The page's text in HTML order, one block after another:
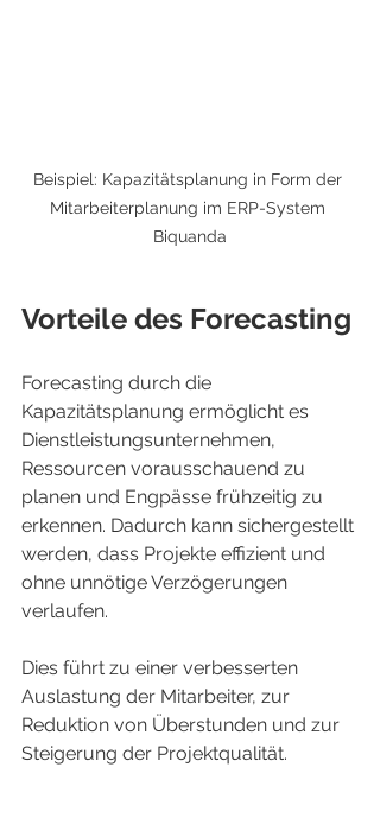
Beispiel: Kapazitätsplanung in Form der
Mitarbeiterplanung im ERP-System
Biquanda
Vorteile des Forecasting
Forecasting durch die
Kapazitätsplanung ermöglicht es
Dienstleistungsunternehmen,
Ressourcen vorausschauend zu
planen und Engpässe frühzeitig zu
erkennen. Dadurch kann sichergestellt
werden, dass Projekte effizient und
ohne unnötige Verzögerungen
verlaufen.
Dies führt zu einer verbesserten
Auslastung der Mitarbeiter, zur
Reduktion von Überstunden und zur
Steigerung der Projektqualität.